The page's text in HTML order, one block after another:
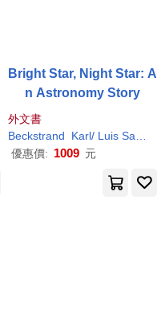
/ Sanborn
Bright Star, Night Star: A
n Astronomy Story
外文書
Beckstrand
Karl/ Luis Sanz (
優惠價: 1009 元